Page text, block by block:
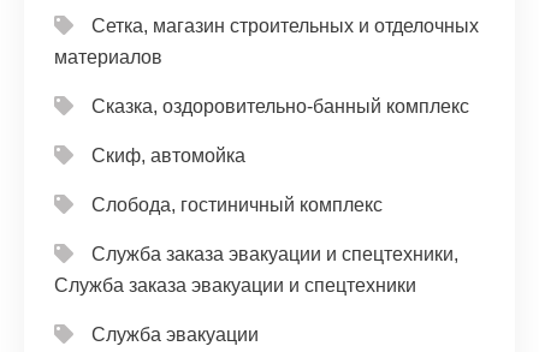
Сетка, магазин строительных и отделочных
материалов
Сказка, оздоровительно-банный комплекс
Скиф, автомойка
Слобода, гостиничный комплекс
Служба заказа эвакуации и спецтехники,
Служба заказа эвакуации и спецтехники
Служба эвакуации